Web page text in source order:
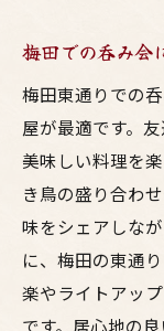
梅田での呑み会
梅田東通りでの
屋が最適です。
美味しい料理を
き鳥の盛り合わ
味をシェアしな
に、梅田の東通
楽やライトアッ
です。居心地の